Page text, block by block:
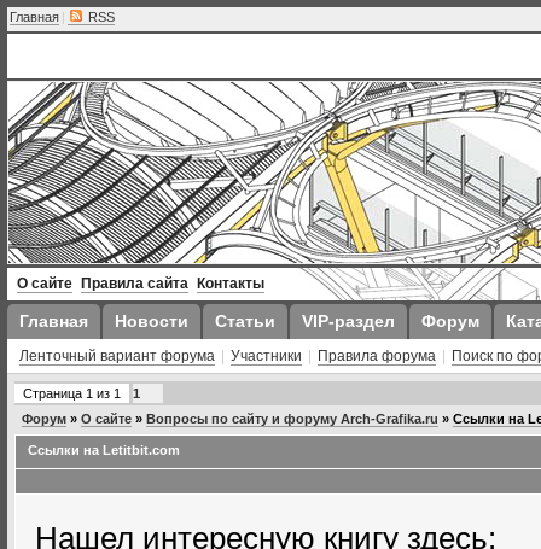
Главная | RSS
О сайте Правила сайта Контакты
Главная Новости Статьи VIP-раздел Форум
Ленточный вариант форума Участники Правила форума Поиск по
Страница 1 из 1
1
Форум » О сайте » Вопросы по сайту и форуму Arch-Grafika.ru » Ссылки на
Ссылки на Letitbit.com
Нашел интересную книгу здесь: